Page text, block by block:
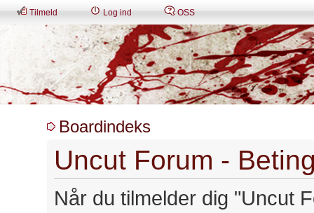
Tilmeld Log ind OSS
Boardindeks
Uncut Forum -
Når du tilmelder dig "Uncut